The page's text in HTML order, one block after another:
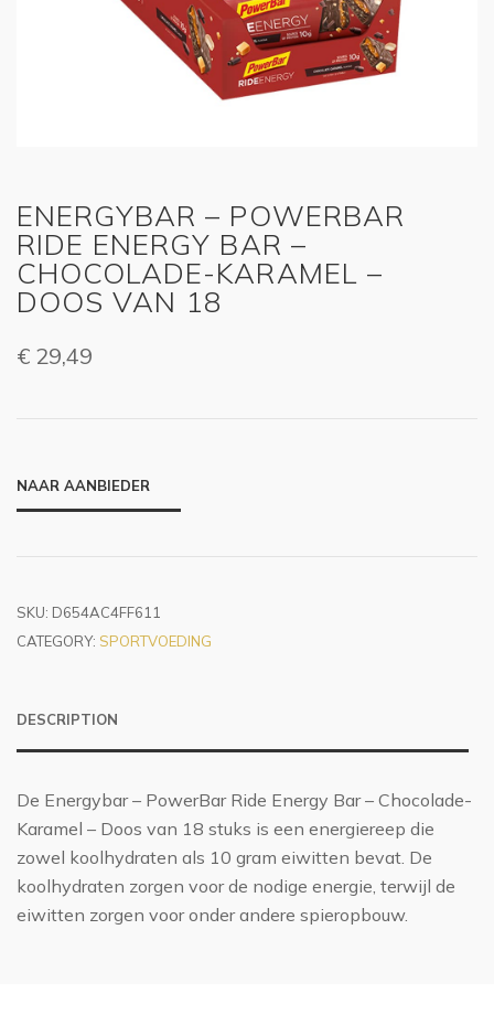
ENERGYBAR – POWERBAR
RIDE ENERGY BAR –
CHOCOLADE-KARAMEL –
DOOS VAN 18
€ 29,49
NAAR AANBIEDER
SKU: D654AC4FF611
CATEGORY: SPORTVOEDING
DESCRIPTION
De Energybar – PowerBar Ride Energy Bar – Chocolade-
Karamel – Doos van 18 stuks is een energiereep die
zowel koolhydraten als 10 gram eiwitten bevat. De
koolhydraten zorgen voor de nodige energie, terwijl de
eiwitten zorgen voor onder andere spieropbouw.